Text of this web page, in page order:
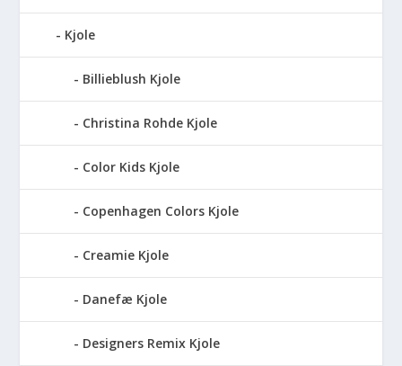
Kjole
Billieblush Kjole
Christina Rohde Kjole
Color Kids Kjole
Copenhagen Colors Kjole
Creamie Kjole
Danefæ Kjole
Designers Remix Kjole